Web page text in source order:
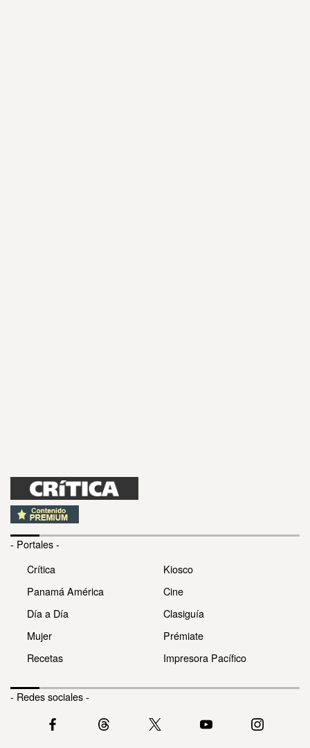
- Portales -
Crítica
Panamá América
Día a Día
Mujer
Recetas
Kiosco
Cine
Clasiguía
Prémiate
Impresora Pacífico
- Redes sociales -